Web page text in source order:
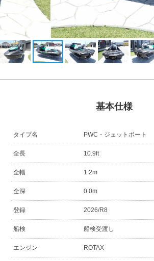
基本仕様
タイプ名 PWC・ジェットボート
全長 10.9ft
全幅 1.2m
全深 0.0m
登録 2026/R8
船検 船検受渡し
エンジン ROTAX